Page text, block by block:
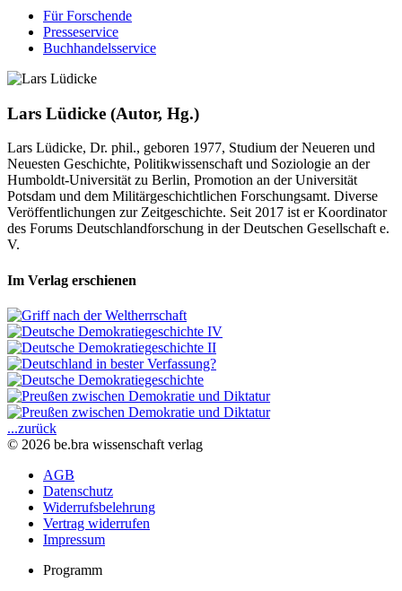
Für Forschende
Presseservice
Buchhandelsservice
Lars Lüdicke (Autor, Hg.)
Lars Lüdicke, Dr. phil., geboren 1977, Studium der Neueren und
Neuesten Geschichte, Politikwissenschaft und Soziologie an der
Humboldt-Universität zu Berlin, Promotion an der Universität
Potsdam und dem Militärgeschichtlichen Forschungsamt. Diverse
Veröffentlichungen zur Zeitgeschichte. Seit 2017 ist er Koordinator
des Forums Deutschlandforschung in der Deutschen Gesellschaft e.
V.
Im Verlag erschienen
...zurück
© 2026 be.bra wissenschaft verlag
AGB
Datenschutz
Widerrufsbelehrung
Vertrag widerrufen
Impressum
Programm